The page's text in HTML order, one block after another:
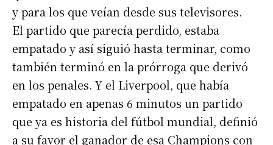
y para los que veían desde sus televisores.
El partido que parecía perdido, estaba
empatado y así siguió hasta terminar, como
también terminó en la prórroga que derivó
en los penales. Y el Liverpool, que había
empatado en apenas 6 minutos un partido
que ya es historia del fútbol mundial, definió
a su favor el ganador de esa Champions con